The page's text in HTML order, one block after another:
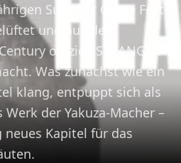
Summer Game Fest
und aus dem
offiziell STRANGER
Was zunächst wie ein
klang, entpuppt sich als
der Yakuza-Macher –
Kapitel für das